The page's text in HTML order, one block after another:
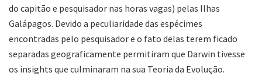
do capitão e pesquisador nas horas vagas) pelas Ilhas
Galápagos. Devido a peculiaridade das espécimes
encontradas pelo pesquisador e o fato delas terem ficado
separadas geograficamente permitiram que Darwin tivesse
os insights que culminaram na sua Teoria da Evolução.